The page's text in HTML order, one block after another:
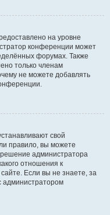
на уровне
конференции может
форумах. Также
только членам
не можете добавлять
свой
правило, вы можете
администратора
отношения к
Если вы не знаете, за
администратором